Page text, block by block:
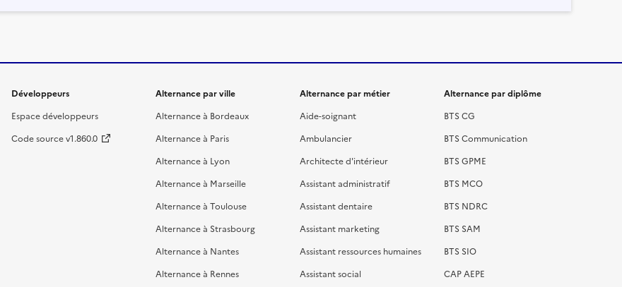
Développeurs
Espace développeurs
Code source v1.860.0
Alternance par ville
Alternance à Bordeaux
Alternance à Paris
Alternance à Lyon
Alternance à Marseille
Alternance à Toulouse
Alternance à Strasbourg
Alternance à Nantes
Alternance à Rennes
Alternance par métier
Aide-soignant
Ambulancier
Architecte d'intérieur
Assistant administratif
Assistant dentaire
Assistant marketing
Assistant ressources humaines
Assistant social
Alternance par diplôme
BTS CG
BTS Communication
BTS GPME
BTS MCO
BTS NDRC
BTS SAM
BTS SIO
CAP AEPE